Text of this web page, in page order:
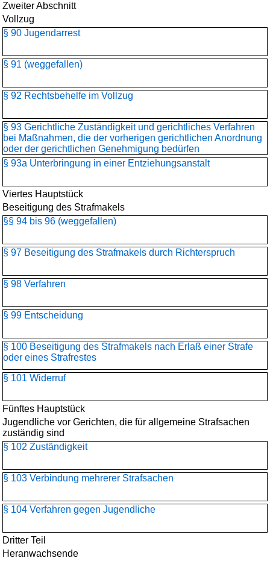
Zweiter Abschnitt
Vollzug
§ 90 Jugendarrest
§ 91 (weggefallen)
§ 92 Rechtsbehelfe im Vollzug
§ 93 Gerichtliche Zuständigkeit und gerichtliches Verfahren
bei Maßnahmen, die der vorherigen gerichtlichen Anordnung
oder der gerichtlichen Genehmigung bedürfen
§ 93a Unterbringung in einer Entziehungsanstalt
Viertes Hauptstück
Beseitigung des Strafmakels
§§ 94 bis 96 (weggefallen)
§ 97 Beseitigung des Strafmakels durch Richterspruch
§ 98 Verfahren
§ 99 Entscheidung
§ 100 Beseitigung des Strafmakels nach Erlaß einer Strafe
oder eines Strafrestes
§ 101 Widerruf
Fünftes Hauptstück
Jugendliche vor Gerichten, die für allgemeine Strafsachen
zuständig sind
§ 102 Zuständigkeit
§ 103 Verbindung mehrerer Strafsachen
§ 104 Verfahren gegen Jugendliche
Dritter Teil
Heranwachsende